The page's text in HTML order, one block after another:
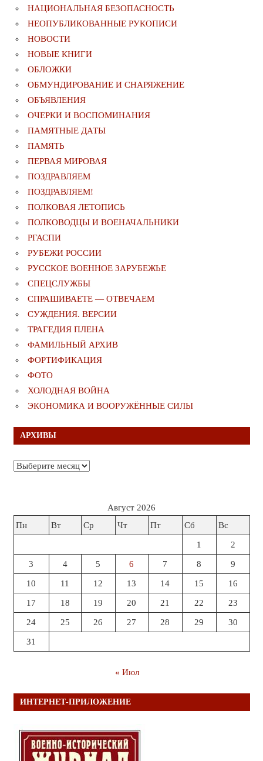
НАЦИОНАЛЬНАЯ БЕЗОПАСНОСТЬ
НЕОПУБЛИКОВАННЫЕ РУКОПИСИ
НОВОСТИ
НОВЫЕ КНИГИ
ОБЛОЖКИ
ОБМУНДИРОВАНИЕ И СНАРЯЖЕНИЕ
ОБЪЯВЛЕНИЯ
ОЧЕРКИ И ВОСПОМИНАНИЯ
ПАМЯТНЫЕ ДАТЫ
ПАМЯТЬ
ПЕРВАЯ МИРОВАЯ
ПОЗДРАВЛЯЕМ
ПОЗДРАВЛЯЕМ!
ПОЛКОВАЯ ЛЕТОПИСЬ
ПОЛКОВОДЦЫ И ВОЕНАЧАЛЬНИКИ
РГАСПИ
РУБЕЖИ РОССИИ
РУССКОЕ ВОЕННОЕ ЗАРУБЕЖЬЕ
СПЕЦСЛУЖБЫ
СПРАШИВАЕТЕ — ОТВЕЧАЕМ
СУЖДЕНИЯ. ВЕРСИИ
ТРАГЕДИЯ ПЛЕНА
ФАМИЛЬНЫЙ АРХИВ
ФОРТИФИКАЦИЯ
ФОТО
ХОЛОДНАЯ ВОЙНА
ЭКОНОМИКА И ВООРУЖЁННЫЕ СИЛЫ
АРХИВЫ
Архивы
Август 2026
Пн
Вт Ср Чт Пт Сб Вс
1 2
3 4 5 6 7 8 9
10 11 12 13 14 15 16
17 18 19 20 21 22 23
24 25 26 27 28 29 30
31
« Июл
ИНТЕРНЕТ-ПРИЛОЖЕНИЕ